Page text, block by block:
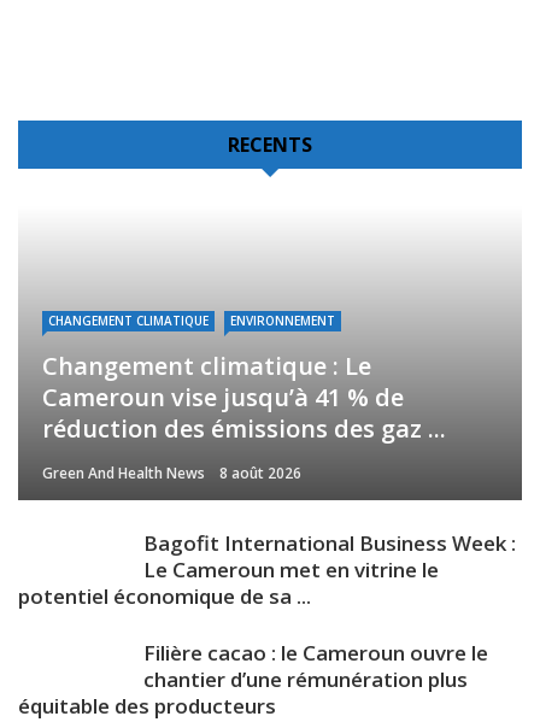
RECENTS
CHANGEMENT CLIMATIQUE ENVIRONNEMENT
Changement climatique : Le
Cameroun vise jusqu’à 41 % de
réduction des émissions des gaz ...
Green And Health News 8 août 2026
Bagofit International Business Week :
Le Cameroun met en vitrine le
potentiel économique de sa ...
Filière cacao : le Cameroun ouvre le
chantier d’une rémunération plus
équitable des producteurs